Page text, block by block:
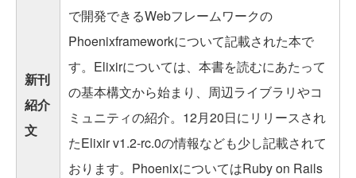
新刊
紹介
文
で開発できるWebフレームワークの
Phoenixframeworkについて記載された本で
す。Elixirについては、本書を読むにあたって
の基本構文から始まり、周辺ライブラリやコ
ミュニティの紹介。12月20日にリリースされ
たElixir v1.2-rc.0の情報なども少し記載されて
おります。PhoenixについてはRuby on Rails